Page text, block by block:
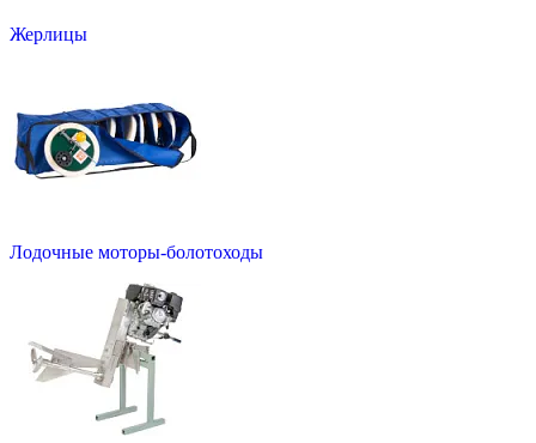
Жерлицы
Лодочные моторы-болотоходы